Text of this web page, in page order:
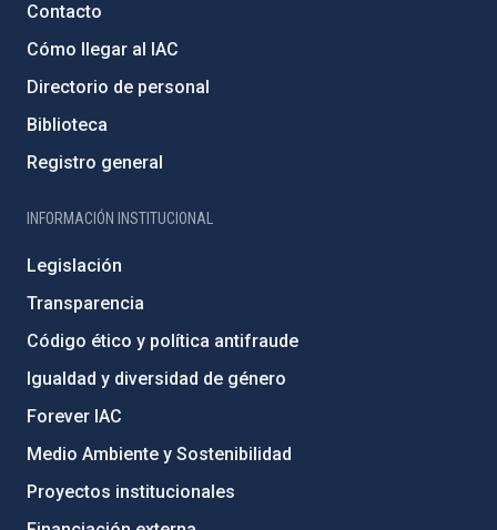
Contacto
Cómo llegar al IAC
Directorio de personal
Biblioteca
Registro general
INFORMACIÓN INSTITUCIONAL
Legislación
Transparencia
Código ético y política antifraude
Igualdad y diversidad de género
Forever IAC
Medio Ambiente y Sostenibilidad
Proyectos institucionales